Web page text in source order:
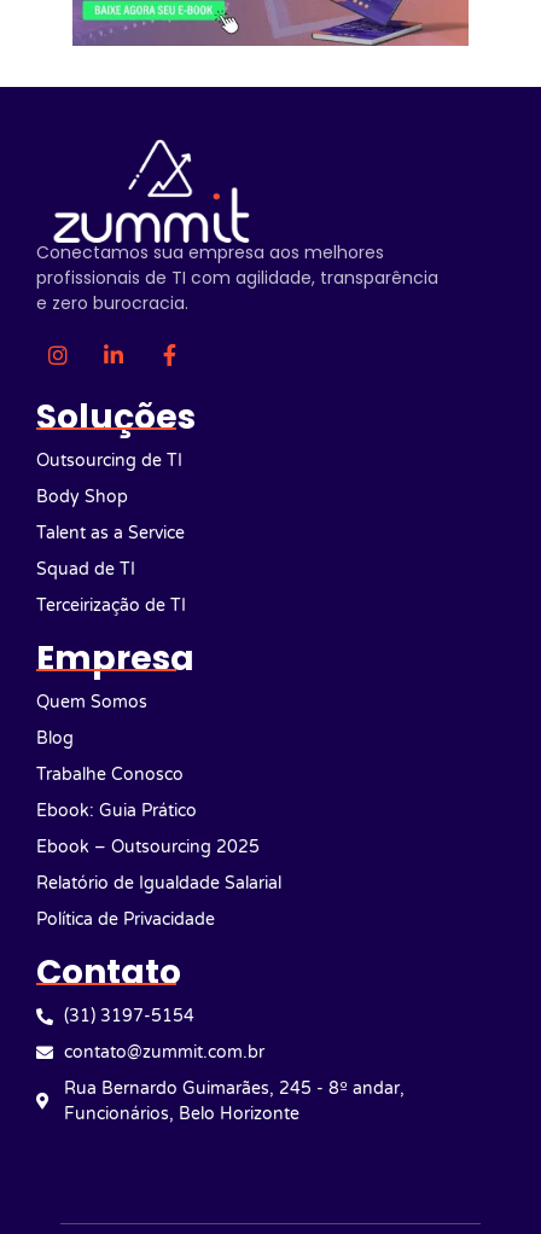
Conectamos sua empresa aos melhores
profissionais de TI com agilidade, transparência
e zero burocracia.
Soluções
Outsourcing de TI
Body Shop
Talent as a Service
Squad de TI
Terceirização de TI
Empresa
Quem Somos
Blog
Trabalhe Conosco
Ebook: Guia Prático
Ebook – Outsourcing 2025
Relatório de Igualdade Salarial
Política de Privacidade
Contato
(31) 3197-5154
contato@zummit.com.br
Rua Bernardo Guimarães, 245 - 8º andar,
Funcionários, Belo Horizonte